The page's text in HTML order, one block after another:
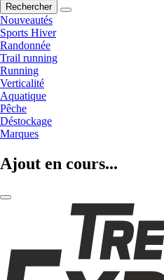
Rechercher
Nouveautés
Sports Hiver
Randonnée
Trail running
Running
Verticalité
Aquatique
Pêche
Déstockage
Marques
Ajout en cours...